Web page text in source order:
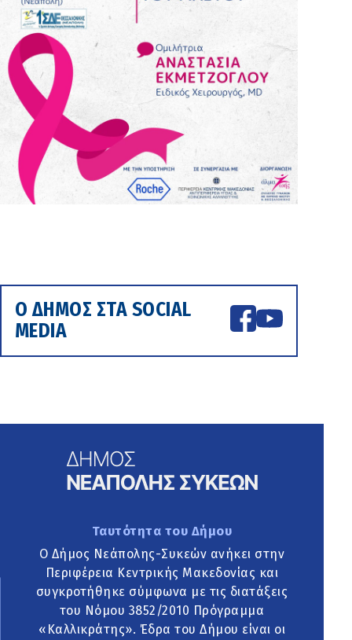
Ο ΔΗΜΟΣ ΣΤΑ SOCIAL
MEDIA
Ταυτότητα του Δήμου
Ο Δήμος Νεάπολης-Συκεών ανήκει στην
Περιφέρεια Κεντρικής Μακεδονίας και
συγκροτήθηκε σύμφωνα με τις διατάξεις
του Νόμου 3852/2010 Πρόγραμμα
«Καλλικράτης». Έδρα του Δήμου είναι οι